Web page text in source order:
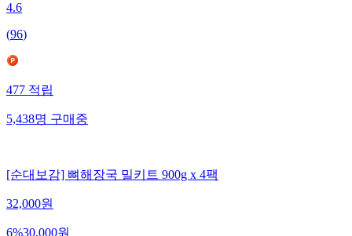
4.6
(96)
477 적립
5,438명 구매중
[순대보감] 뼈해장국 밀키트 900g x 4팩
32,000원
6%30,000원